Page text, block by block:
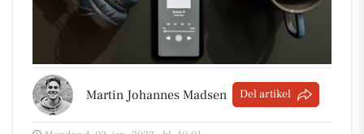
Martin Johannes Madsen Del artikel